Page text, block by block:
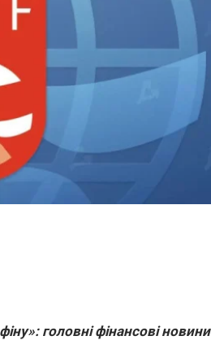
головні фінансові новини